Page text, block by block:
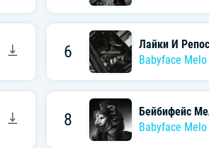
6
Лайки И
Babyface Melo
8
Бейбифейс
Babyface Melo